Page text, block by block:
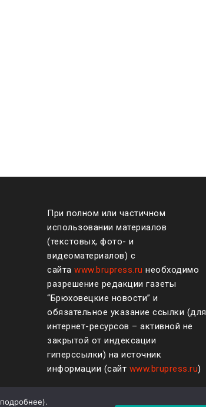
При полном или частичном
использовании материалов
(текстовых, фото- и
видеоматериалов) с
сайта www.brupress.ru необходимо
разрешение редакции газеты
“Брюховецкие новости” и
обязательное указание ссылки (для
интернет-ресурсов – активной не
закрытой от индексации
гиперссылки) на источник
информации (сайт www.brupress.ru)
подробнее).